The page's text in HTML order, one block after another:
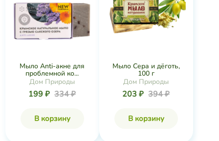
Мыло Anti-акне для
проблемной ко...
Дом Природы
199 ₽ 334 ₽
В корзину
Мыло Сера и дёготь,
100 г
Дом Природы
203 ₽ 394 ₽
В корзину